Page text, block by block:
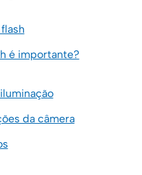
é importante?
da câmera